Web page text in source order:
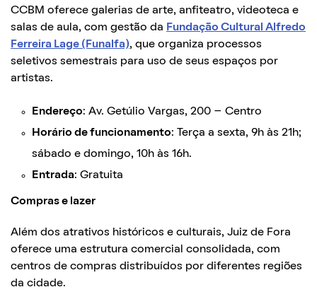
CCBM oferece galerias de arte, anfiteatro, videoteca e
salas de aula, com gestão da Fundação Cultural Alfredo
Ferreira Lage (Funalfa), que organiza processos
seletivos semestrais para uso de seus espaços por
artistas.
Endereço: Av. Getúlio Vargas, 200 – Centro
Horário de funcionamento: Terça a sexta, 9h às 21h;
sábado e domingo, 10h às 16h.
Entrada: Gratuita
Compras e lazer
Além dos atrativos históricos e culturais, Juiz de Fora
oferece uma estrutura comercial consolidada, com
centros de compras distribuídos por diferentes regiões
da cidade.